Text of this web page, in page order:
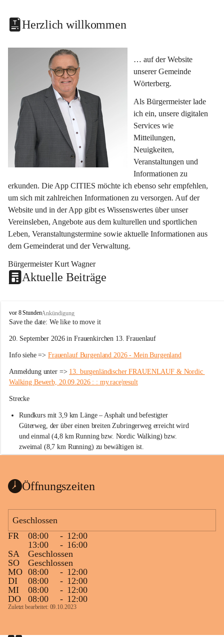
Herzlich willkommen
… auf der Website
unserer Gemeinde
Wörterberg.
Als Bürgermeister lade
ich ein, unsere digitalen
Services wie
Mitteilungen,
Neuigkeiten,
Veranstaltungen und
Informationen zu
erkunden. Die App CITIES möchte ich ebenso sehr empfehlen,
um sich mit zahlreichen Informationen zu versorgen. Auf der
Website und in der App gibt es Wissenswertes über unser
Vereinsleben, Angebote aus dem kulturellen und sportlichen
Leben, Veranstaltungstermine sowie aktuelle Informationen aus
dem Gemeinderat und der Verwaltung.
Bürgermeister Kurt Wagner
Aktuelle Beiträge
W
ö
t
r
b
e
r
g
vor 8 StundenAnkündigung
Save the date: We like to move it
20. September 2026 in Frauenkirchen 13. Frauenlauf
Info siehe => Frauenlauf Burgenland 2026 - Mein Burgenland
Anmeldung unter => 13. burgenländischer FRAUENLAUF & Nordic
Walking Bewerb, 20.09.2026 : : my.race|result
Strecke
Rundkurs mit 3,9 km Länge – Asphalt und befestigter
Güterweg, der über einen breiten Zubringerweg erreicht wird
und einmal (4,8 km Running bzw. Nordic Walking) bzw.
zweimal (8,7 km Running) zu bewältigen ist.
Parkplatz auf der Rückseite der St. Martins Therme & Lodge
Zielgelände mit Verpflegungstruck
Ablauf
Samstag, 19.9.
13 bis 15 Uhr Startnummernausgabe, im Seminarraum der St.
Martins Therme & Lodge Frauenkirchen (vom Parkplatz hinter
der Therme zugänglich)
Sonntag, 20.9.
Öffnungszeiten
Geschlossen
FR
08:00 - 12:00
13:00
- 16:00
SA
Geschlossen
SO
Geschlossen
MO 08:00 - 12:00
DI
08:00 - 12:00
MI
08:00 - 12:00
DO
08:00 - 12:00
Zuletzt bearbeitet: 09.10.2023